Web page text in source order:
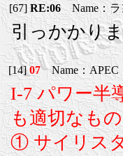
[67]RE:06Name：ラ
引っかかり
[14]07Name：APEC
I-7 パワー半
も適切なも
① サイリス